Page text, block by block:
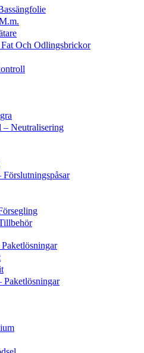
Och Odlingsbrickor
Neutralisering
Förslutningspåsar
Paketlösningar